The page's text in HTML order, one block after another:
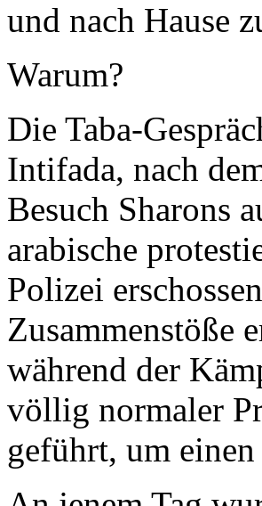
und nach Hause
Warum?
Die Taba-
Intifada, nach
Besuch Sharons
arabische
Polizei
Zusammenstöße
während der
völlig normaler
geführt, um